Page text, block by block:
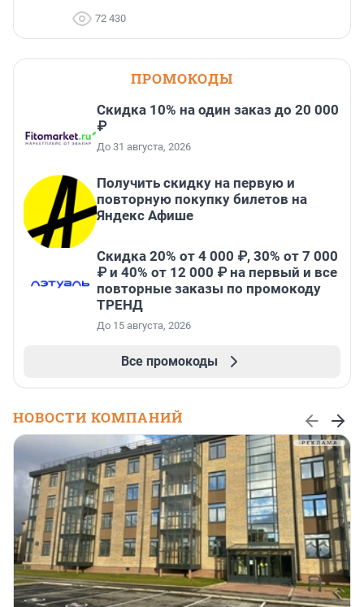
72 430
ПРОМОКОДЫ
Скидка 10% на один заказ до 20 000
₽
До 31 августа, 2026
Получить скидку на первую и
повторную покупку билетов на
Яндекс Афише
Скидка 20% от 4 000 ₽, 30% от 7 000
₽ и 40% от 12 000 ₽ на первый и все
повторные заказы по промокоду
ТРЕНД
До 15 августа, 2026
Все промокоды
НОВОСТИ КОМПАНИЙ